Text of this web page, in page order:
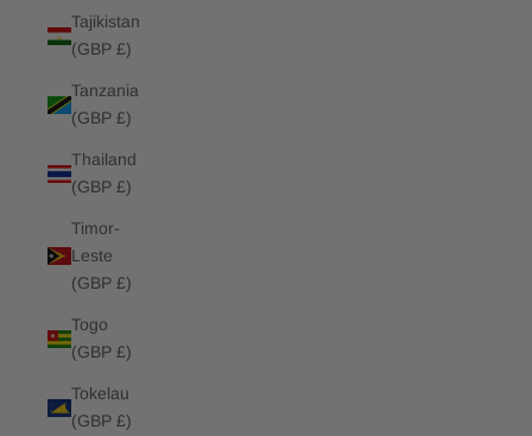
Tajikistan
(GBP £)
Tanzania
(GBP £)
Thailand
(GBP £)
Timor-
Leste
(GBP £)
Togo
(GBP £)
Tokelau
(GBP £)